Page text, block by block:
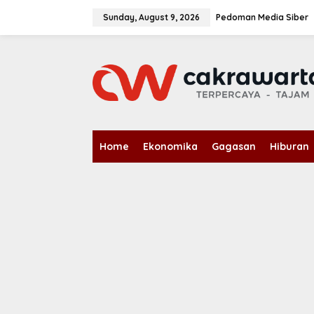
Sunday, August 9, 2026 Pedoman Media Siber
Home Ekonomika Gagasan Hiburan